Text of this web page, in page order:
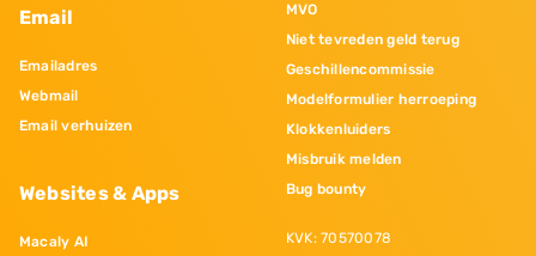
Email
Emailadres
Webmail
Email verhuizen
Websites & Apps
Macaly AI
MVO
Niet tevreden geld terug
Geschillencommissie
Modelformulier herroeping
Klokkenluiders
Misbruik melden
Bug bounty
KVK: 70570078